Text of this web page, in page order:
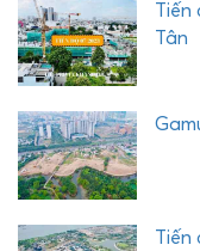
Tiến
Tân
Tiến